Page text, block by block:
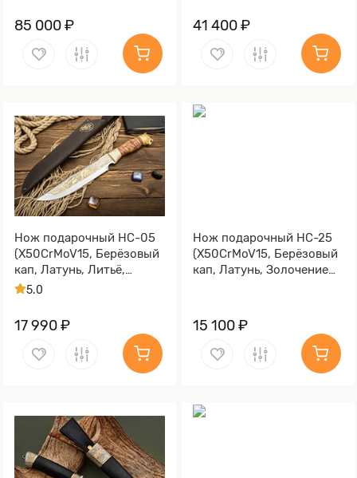
85 000 ₽ 41 400 ₽
Нож подарочный НС-05
(X50CrMoV15, Берёзовый
кап, Латунь, Литьё,
Золочение клинка гарды
5.0
17 990 ₽
Нож подарочный НС-25
(X50CrMoV15, Берёзовый
кап, Латунь, Золочение
15 100 ₽